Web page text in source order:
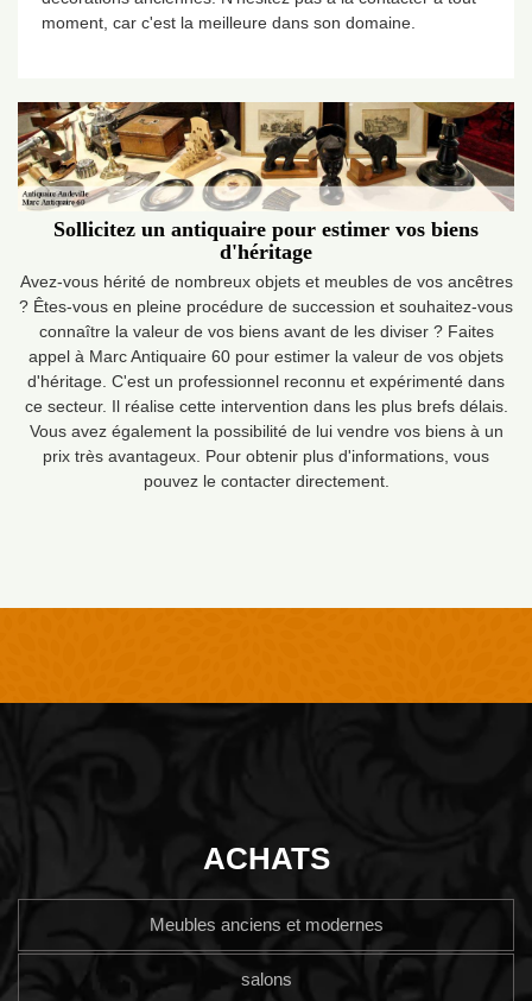
moment, car c'est la meilleure dans son domaine.
Sollicitez un antiquaire pour estimer vos biens
d'héritage
Avez-vous hérité de nombreux objets et meubles de vos ancêtres
? Êtes-vous en pleine procédure de succession et souhaitez-vous
connaître la valeur de vos biens avant de les diviser ? Faites
appel à Marc Antiquaire 60 pour estimer la valeur de vos objets
d'héritage. C'est un professionnel reconnu et expérimenté dans
ce secteur. Il réalise cette intervention dans les plus brefs délais.
Vous avez également la possibilité de lui vendre vos biens à un
prix très avantageux. Pour obtenir plus d'informations, vous
pouvez le contacter directement.
ACHATS
Meubles anciens et modernes
salons